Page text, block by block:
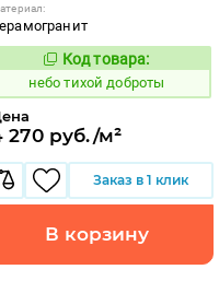
1122122
Код товара:
небо тихой доброты
270 руб./м²
Заказ в 1 клик
В корзину